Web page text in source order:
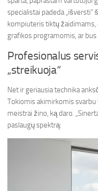
specialistai padeda
kompiuteris tiktų žaidimams,
grafikos programomis, ar
Profesionalus
„streikuoja“
Net ir geriausia technika
Tokiomis akimirkomis
meistrai žino, ką daro.
paslaugų spektrą: